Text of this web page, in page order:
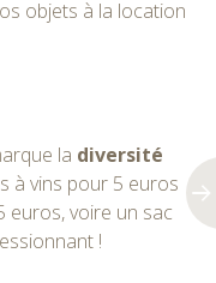
objets à la location
la diversité
à vins pour 5 euros
euros, voire un sac
!